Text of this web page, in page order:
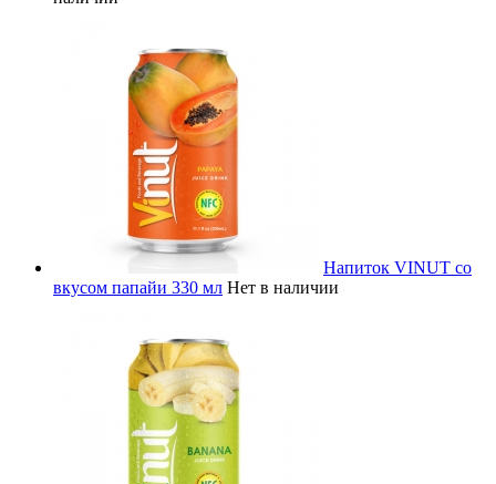
Напиток VINUT со
вкусом папайи 330 мл Нет в наличии